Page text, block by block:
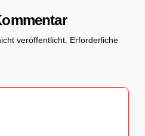
veröffentlicht. Erforderliche